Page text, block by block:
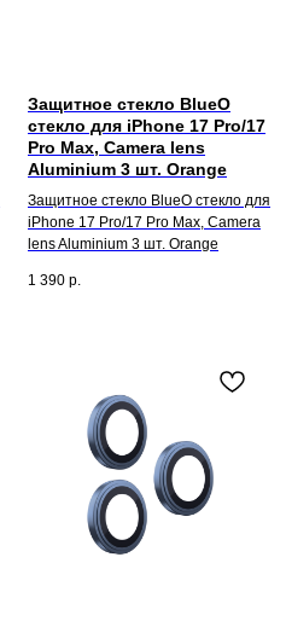
Защитное стекло BlueO
стекло для iPhone 17 Pro/17
Pro Max, Camera lens
Aluminium 3 шт. Orange
Защитное стекло BlueO стекло для
iPhone 17 Pro/17 Pro Max, Camera
lens Aluminium 3 шт. Orange
1 390 р.